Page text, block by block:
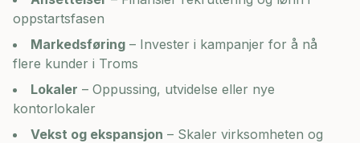
oppstartsfasen
Markedsføring – Invester i kampanjer for å nå
flere kunder i Troms
Lokaler – Oppussing, utvidelse eller nye
kontorlokaler
Vekst og ekspansjon – Skaler virksomheten og